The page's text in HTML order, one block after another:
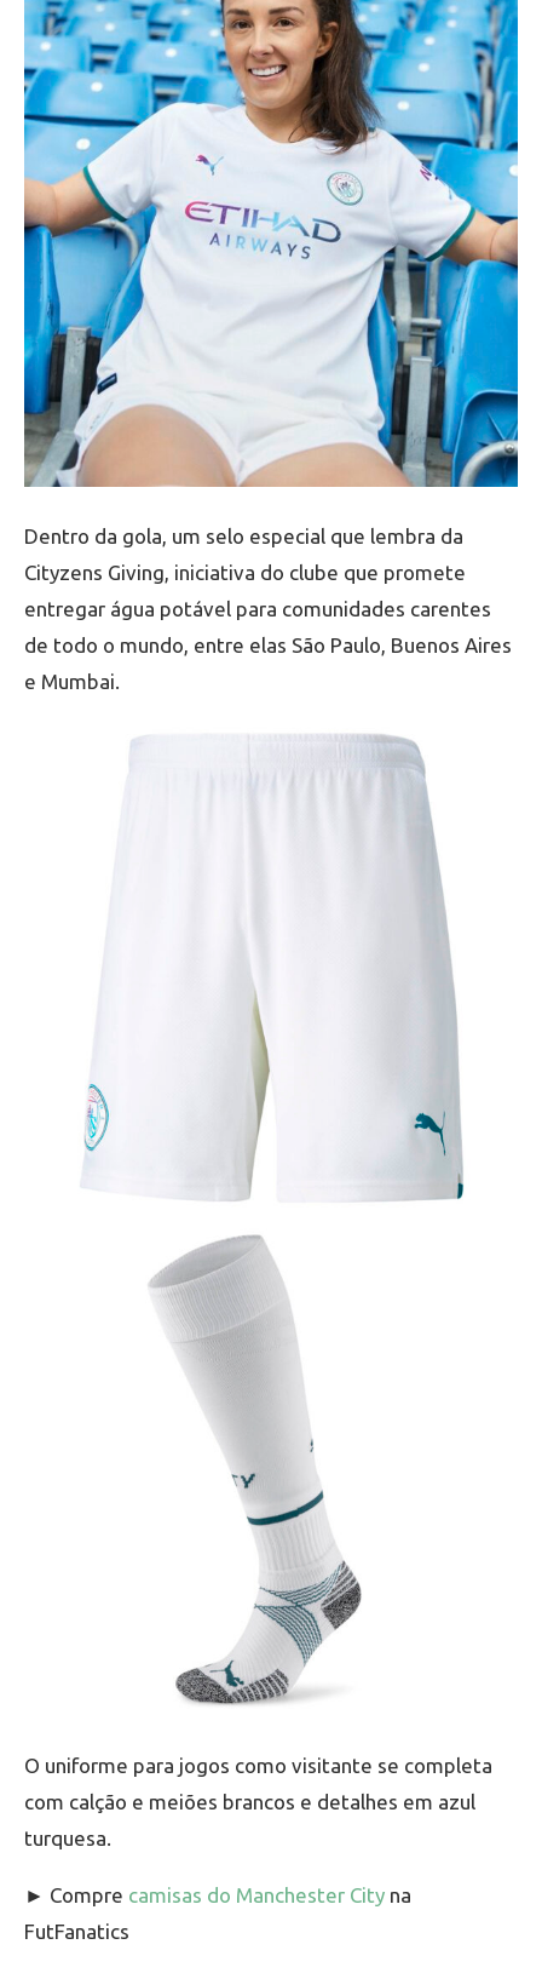
Dentro da gola, um selo especial que lembra da
Cityzens Giving, iniciativa do clube que promete
entregar água potável para comunidades carentes
de todo o mundo, entre elas São Paulo, Buenos Aires
e Mumbai.
O uniforme para jogos como visitante se completa
com calção e meiões brancos e detalhes em azul
turquesa.
► Compre camisas do Manchester City na
FutFanatics